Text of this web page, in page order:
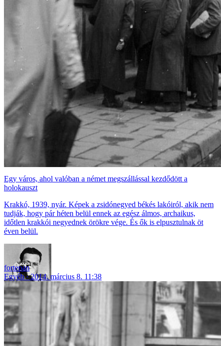
Egy város, ahol valóban a német megszállással kezdődött a
holokauszt
Krakkó, 1939, nyár. Képek a zsidónegyed békés lakóiról, akik nem
tudják, hogy pár héten belül ennek az egész álmos, archaikus,
időtlen krakkói negyednek örökre vége. És ők is elpusztulnak öt
éven belül.
fortepan
Egyéb
2014. március 8. 11:38